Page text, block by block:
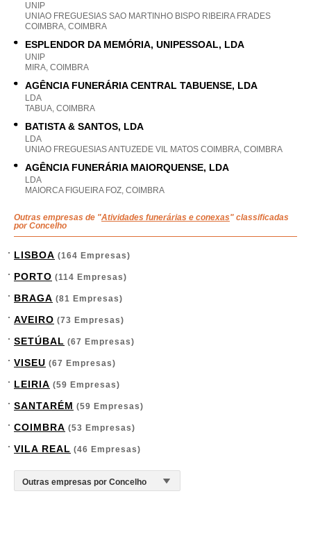
UNIP
UNIAO FREGUESIAS SAO MARTINHO BISPO RIBEIRA FRADES
COIMBRA, COIMBRA
ESPLENDOR DA MEMÓRIA, UNIPESSOAL, LDA
UNIP
MIRA, COIMBRA
AGÊNCIA FUNERÁRIA CENTRAL TABUENSE, LDA
LDA
TABUA, COIMBRA
BATISTA & SANTOS, LDA
LDA
UNIAO FREGUESIAS ANTUZEDE VIL MATOS COIMBRA, COIMBRA
AGÊNCIA FUNERÁRIA MAIORQUENSE, LDA
LDA
MAIORCA FIGUEIRA FOZ, COIMBRA
Outras empresas de "Atividades funerárias e conexas" classificadas
por Concelho
LISBOA (164 Empresas)
PORTO (114 Empresas)
BRAGA (81 Empresas)
AVEIRO (73 Empresas)
SETÚBAL (67 Empresas)
VISEU (67 Empresas)
LEIRIA (59 Empresas)
SANTARÉM (59 Empresas)
COIMBRA (53 Empresas)
VILA REAL (46 Empresas)